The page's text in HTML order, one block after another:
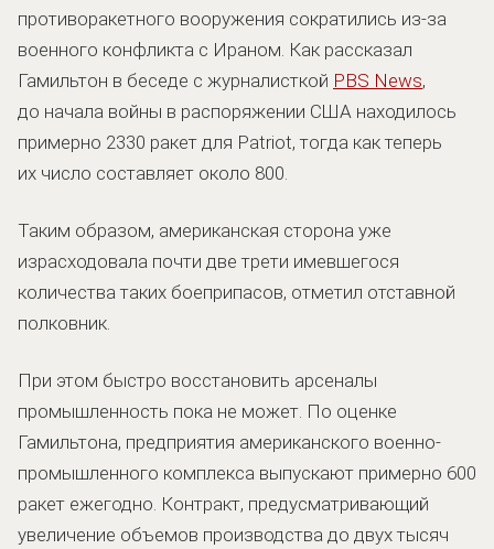
противоракетного вооружения сократились из-за
военного конфликта с Ираном. Как рассказал
Гамильтон в беседе с журналисткой PBS News,
до начала войны в распоряжении США находилось
примерно 2330 ракет для Patriot, тогда как теперь
их число составляет около 800.
Таким образом, американская сторона уже
израсходовала почти две трети имевшегося
количества таких боеприпасов, отметил отставной
полковник.
При этом быстро восстановить арсеналы
промышленность пока не может. По оценке
Гамильтона, предприятия американского военно-
промышленного комплекса выпускают примерно 600
ракет ежегодно. Контракт, предусматривающий
увеличение объемов производства до двух тысяч